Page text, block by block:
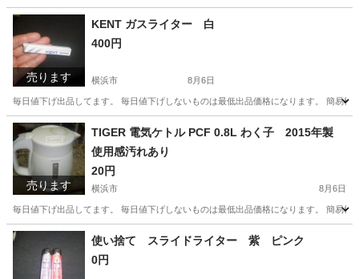
神奈川 横浜市
売ります
KENT ガスライター 白
400円
横浜市 8月6日
毎日値下げ出品してます。 毎日値下げしないものは最低出品価格になります。 簡易
神奈川 横浜市 その他 ガス
売ります
TIGER 電気ケトル PCF 0.8L わく子 2015年製
使用感汚れあり
20円
横浜市 8月6日
毎日値下げ出品してます。 毎日値下げしないものは最低出品価格になります。 簡易
神奈川 横浜市 キッチン家電
使い捨て スライドライター 紫 ピンク
0円